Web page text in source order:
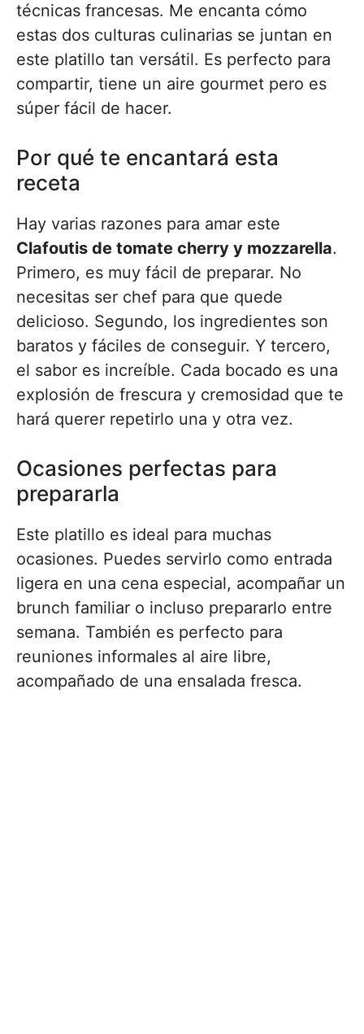
técnicas francesas. Me encanta cómo
estas dos culturas culinarias se juntan en
este platillo tan versátil. Es perfecto para
compartir, tiene un aire gourmet pero es
súper fácil de hacer.
Por qué te encantará esta
receta
Hay varias razones para amar este
Clafoutis de tomate cherry y mozzarella.
Primero, es muy fácil de preparar. No
necesitas ser chef para que quede
delicioso. Segundo, los ingredientes son
baratos y fáciles de conseguir. Y tercero,
el sabor es increíble. Cada bocado es una
explosión de frescura y cremosidad que te
hará querer repetirlo una y otra vez.
Ocasiones perfectas para
prepararla
Este platillo es ideal para muchas
ocasiones. Puedes servirlo como entrada
ligera en una cena especial, acompañar un
brunch familiar o incluso prepararlo entre
semana. También es perfecto para
reuniones informales al aire libre,
acompañado de una ensalada fresca.